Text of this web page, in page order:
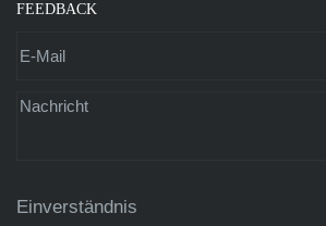
FEEDBACK
Einverständnis